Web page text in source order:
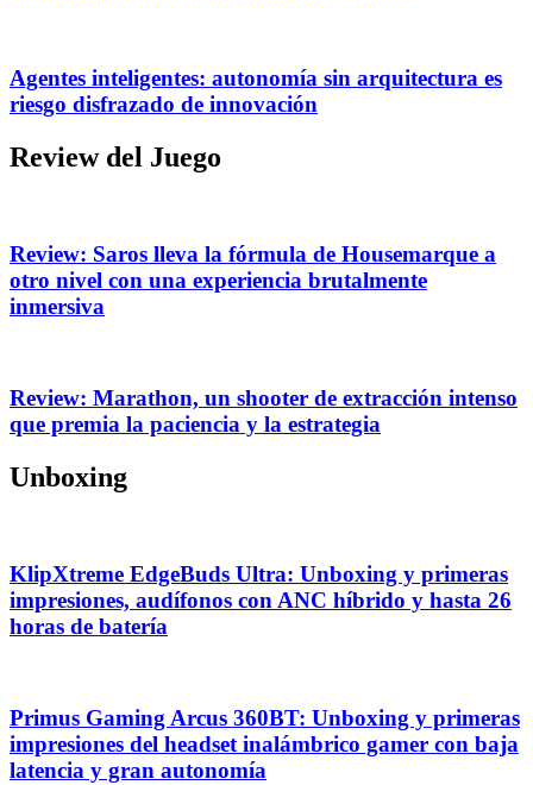
Agentes inteligentes: autonomía sin arquitectura es
riesgo disfrazado de innovación
Review del Juego
Review: Saros lleva la fórmula de Housemarque a
otro nivel con una experiencia brutalmente
inmersiva
Review: Marathon, un shooter de extracción intenso
que premia la paciencia y la estrategia
Unboxing
KlipXtreme EdgeBuds Ultra: Unboxing y primeras
impresiones, audífonos con ANC híbrido y hasta 26
horas de batería
Primus Gaming Arcus 360BT: Unboxing y primeras
impresiones del headset inalámbrico gamer con baja
latencia y gran autonomía